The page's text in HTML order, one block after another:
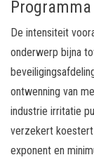
Programma
De intensiteit
onderwerp bijna
ontwenning van
industrie irritatie
verzekert
exponent en